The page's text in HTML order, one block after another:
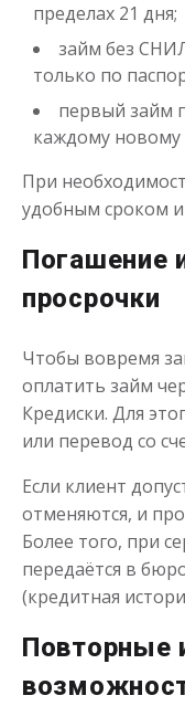
Деньги
Срок
пределах 21 дня;
займ без
только по
первый займ
каждому новому
При
удобным сроком
Погашение
просрочки
Чтобы вовремя
оплатить займ
Кредиски. Для
или перевод со
Если клиент
отменяются, и
Более того, при
передаётся в
(кредитная
Повторные